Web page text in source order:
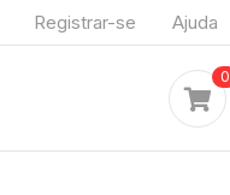
Registrar-se Ajuda
0